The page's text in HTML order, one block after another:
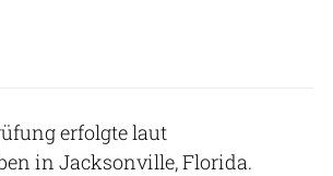
erfolgte laut
in Jacksonville, Florida.